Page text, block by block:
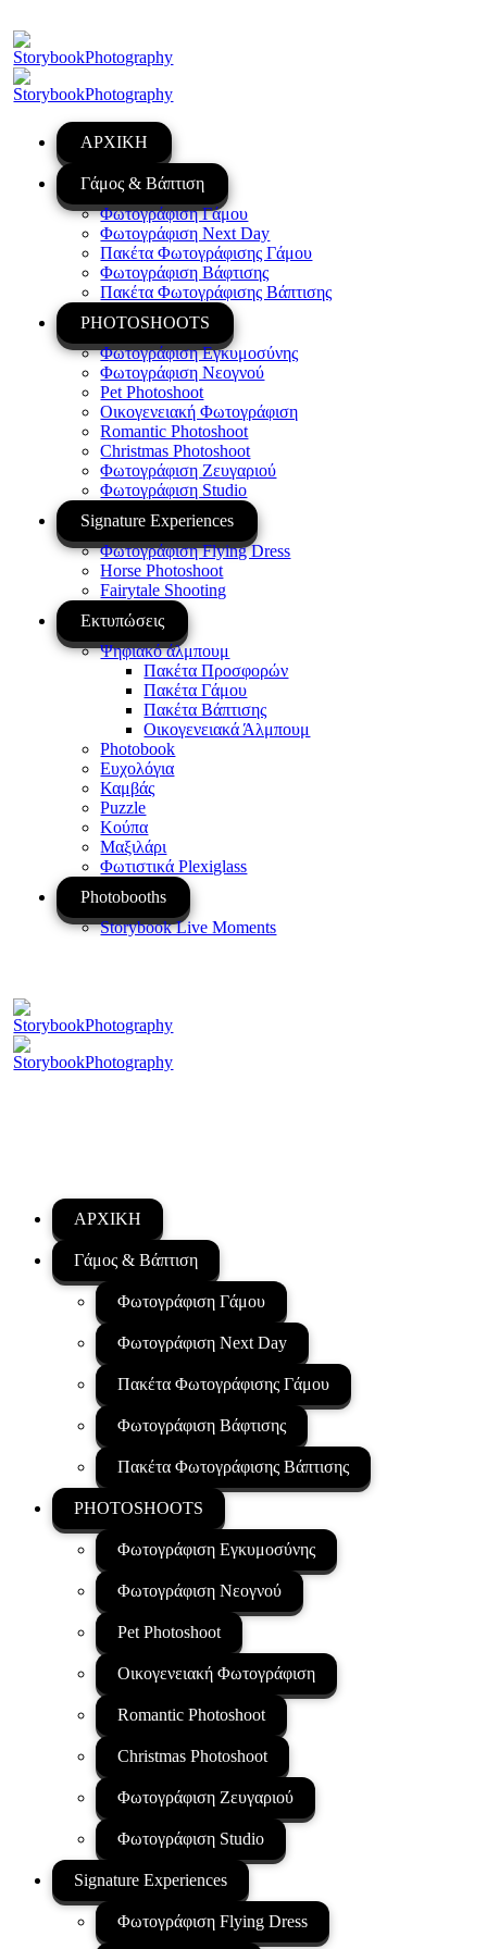
ΑΡΧΙΚΗ
Γάμος & Βάπτιση
Φωτογράφιση Γάμου
Φωτογράφιση Next Day
Πακέτα Φωτογράφισης Γάμου
Φωτογράφιση Βάφτισης
Πακέτα Φωτογράφισης Βάπτισης
PHOTOSHOOTS
Φωτογράφιση Εγκυμοσύνης
Φωτογράφιση Νεογνού
Pet Photoshoot
Οικογενειακή Φωτογράφιση
Romantic Photoshoot
Christmas Photoshoot
Φωτογράφιση Ζευγαριού
Φωτογράφιση Studio
Signature Experiences
Φωτογράφιση Flying Dress
Horse Photoshoot
Fairytale Shooting
Εκτυπώσεις
Ψηφιακό άλμπουμ
Πακέτα Προσφορών
Πακέτα Γάμου
Πακέτα Βάπτισης
Οικογενειακά Άλμπουμ
Photobook
Ευχολόγια
Καμβάς
Puzzle
Κούπα
Μαξιλάρι
Φωτιστικά Plexiglass
Photobooths
Storybook Live Moments
ΑΡΧΙΚΗ
Γάμος & Βάπτιση
Φωτογράφιση Γάμου
Φωτογράφιση Next Day
Πακέτα Φωτογράφισης Γάμου
Φωτογράφιση Βάφτισης
Πακέτα Φωτογράφισης Βάπτισης
PHOTOSHOOTS
Φωτογράφιση Εγκυμοσύνης
Φωτογράφιση Νεογνού
Pet Photoshoot
Οικογενειακή Φωτογράφιση
Romantic Photoshoot
Christmas Photoshoot
Φωτογράφιση Ζευγαριού
Φωτογράφιση Studio
Signature Experiences
Φωτογράφιση Flying Dress